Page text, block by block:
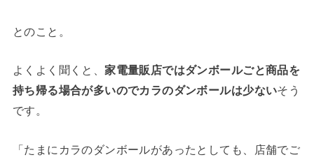
とのこと。
よくよく聞くと、家電量販店ではダンボールごと商品を
持ち帰る場合が多いのでカラのダンボールは少ないそう
です。
「たまにカラのダンボールがあったとしても、店舗でご